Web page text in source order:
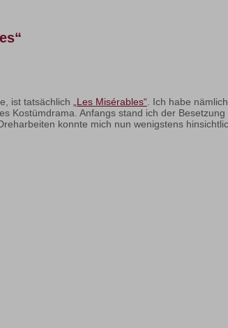
ist tatsächlich „Les Misérables“. Ich habe
Kostümdrama. Anfangs stand ich der
konnte mich nun wenigstens